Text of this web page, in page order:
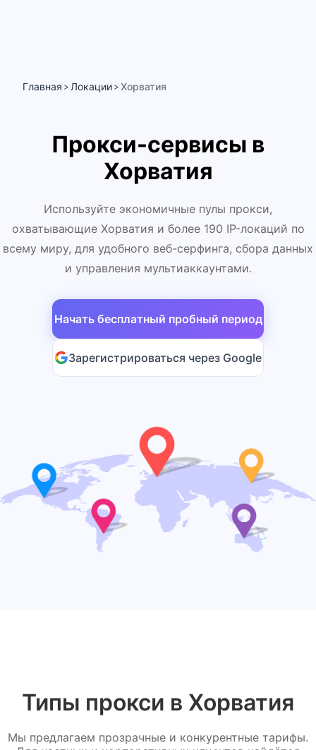
Главная > Локации > Хорватия
Прокси-сервисы в
Хорватия
Используйте экономичные пулы прокси,
охватывающие Хорватия и более 190 IP-локаций по
всему миру, для удобного веб-серфинга, сбора данных
и управления мультиаккаунтами.
Начать бесплатный пробный период
Зарегистрироваться через Google
Типы прокси в Хорватия
Мы предлагаем прозрачные и конкурентные тарифы.